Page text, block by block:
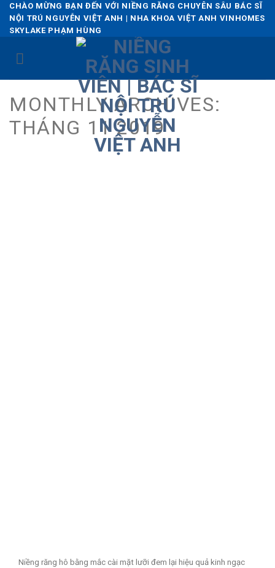
Skip
content
CHÀO MỪNG BẠN ĐẾN VỚI NIỀNG RĂNG CHUYÊN SÂU BÁC SĨ
NỘI TRÚ NGUYỄN VIỆT ANH | NHA KHOA VIỆT ANH VINHOMES
SKYLAKE PHẠM HÙNG
MONTHLY ARCHIVES:
THÁNG 11 2019
Niềng răng hô bằng mắc cài mặt lưỡi đem lại hiệu quả kinh ngạc